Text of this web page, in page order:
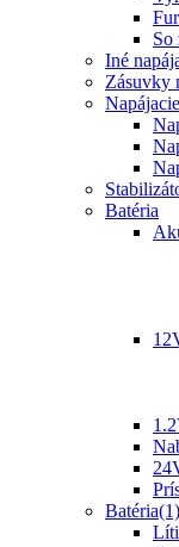
So
Iné
Zásuvky
Batéria
Batéria(1)